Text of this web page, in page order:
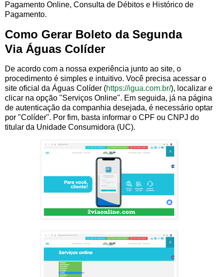
Pagamento Online, Consulta de Débitos e Histórico de
Pagamento.
Como Gerar Boleto da Segunda
Via Águas Colíder
De acordo com a nossa experiência junto ao site, o
procedimento é simples e intuitivo. Você precisa acessar o
site oficial da Águas Colíder (https://igua.com.br/), localizar e
clicar na opção "Serviços Online". Em seguida, já na página
de autenticação da companhia desejada, é necessário optar
por "Colíder". Por fim, basta informar o CPF ou CNPJ do
titular da Unidade Consumidora (UC).